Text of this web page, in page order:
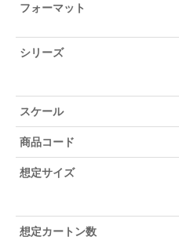
フォーマット
シリーズ
スケール
商品コード
想定サイズ
想定カートン数